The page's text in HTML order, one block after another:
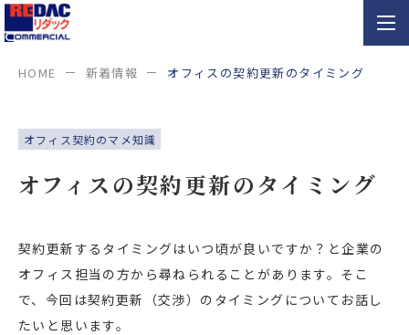
HOME 新着情報 オフィスの契約更新のタイミング
オフィス契約のマメ知識
オフィスの契約更新のタイミング
契約更新するタイミングはいつ頃が良いですか？と企業の
オフィス担当の方から尋ねられることがあります。そこ
で、今回は契約更新（交渉）のタイミングについてお話し
たいと思います。